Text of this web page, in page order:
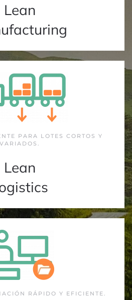
Lean
PARA LOTES CORTOS Y
VARIADOS.
Lean
RÁPIDO Y EFICIENTE.